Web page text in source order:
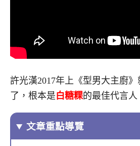
許光漢2017年上《型男大主廚
了，根本是白糖粿的最佳代言人
文章重點導覽